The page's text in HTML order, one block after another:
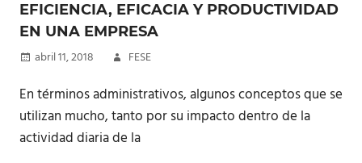
EFICIENCIA, EFICACIA Y PRODUCTIVIDAD
EN UNA EMPRESA
abril 11, 2018 FESE
En términos administrativos, algunos conceptos que se
utilizan mucho, tanto por su impacto dentro de la
actividad diaria de la